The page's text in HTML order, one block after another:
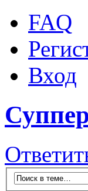
FAQ
Вход